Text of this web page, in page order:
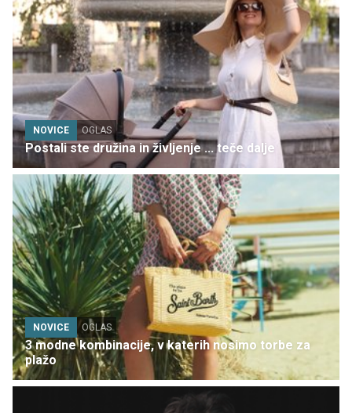
NOVICE OGLAS
Postali ste družina in življenje ... teče dalje
NOVICE OGLAS
3 modne kombinacije, v katerih nosimo torbe za
plažo